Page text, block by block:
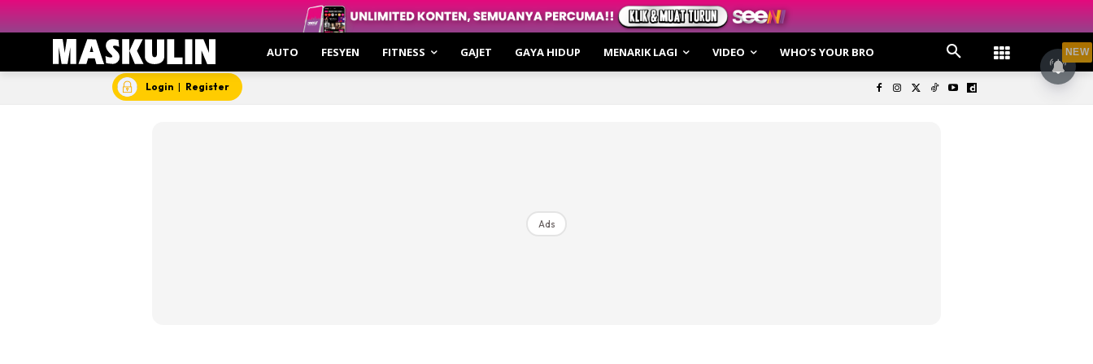
Inspirasi
AUTO FESYEN FITNESS GAJET GAYA HIDUP MENARIK LAGI VIDEO WHO’S YOUR BRO
Login | Register
Ads
NEW